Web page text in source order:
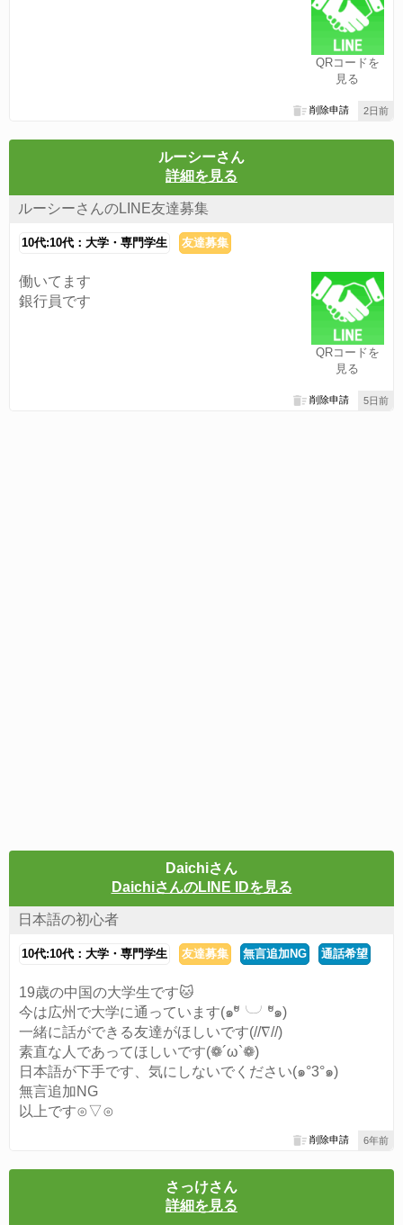
QRコードを
見る
2日前
削除申請
ルーシーさん
詳細を見る
ルーシーさんのLINE友達募集
10代:10代：大学・専門学生 友達募集
QRコードを
見る
働いてます
銀行員です
5日前
削除申請
Daichiさん
DaichiさんのLINE IDを見る
日本語の初心者
10代:10代：大学・専門学生 友達募集 無言追加NG 通話希望
19歳の中国の大学生です🐱
今は広州で大学に通っています(๑ºั╰╯ºั๑)
一緒に話ができる友達がほしいです(//∇//)
素直な人であってほしいです(❁´ω`❁)
日本語が下手です、気にしないでください(๑°3°๑)
無言追加NG
以上です⊙▽⊙
6年前
削除申請
さっけさん
詳細を見る